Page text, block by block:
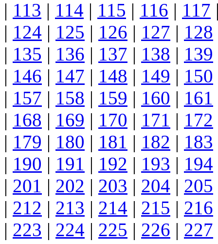
| 113 | 114 | 115 | 116 | 117
| 124 | 125 | 126 | 127 | 128
| 135 | 136 | 137 | 138 | 139
| 146 | 147 | 148 | 149 | 150
| 157 | 158 | 159 | 160 | 161
| 168 | 169 | 170 | 171 | 172
| 179 | 180 | 181 | 182 | 183
| 190 | 191 | 192 | 193 | 194
| 201 | 202 | 203 | 204 | 205
| 212 | 213 | 214 | 215 | 216
| 223 | 224 | 225 | 226 | 227